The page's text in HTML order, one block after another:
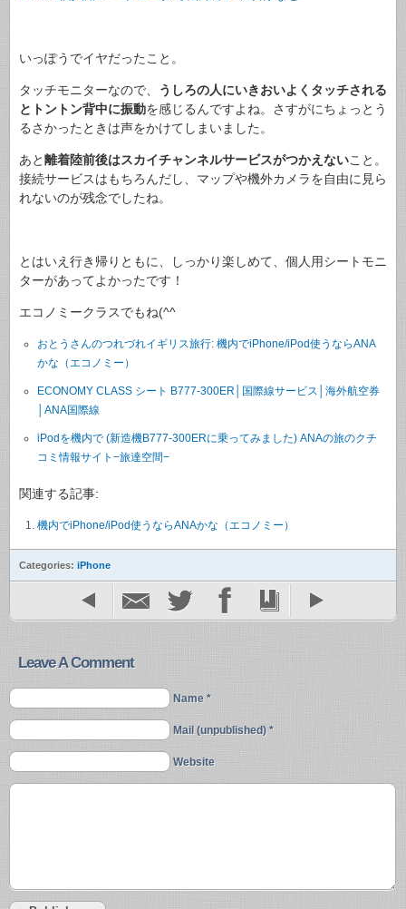
いっぽうでイヤだったこと。
タッチモニターなので、
うしろの人にいきおいよくタッチされる
とトントン背中に振動を感じるんですよね。さすがにちょっとう
るさかったときは声をかけてしまいました。
あと離着陸前後はスカイチャンネルサービスがつかえないこと。
接続サービスはもちろんだし、マップや機外カメラを自由に見ら
れないのが残念でしたね。
とはいえ行き帰りともに、しっかり楽しめて、個人用シートモニ
ターがあってよかったです！
エコノミークラスでもね(^^ゞ
おとうさんのつれづれイギリス旅行: 機内でiPhone/iPod使うならANA
かな（エコノミー）
ECONOMY CLASS シート B777-300ER│国際線サービス│海外航空券
│ANA国際線
iPodを機内で (新造機B777-300ERに乗ってみました) ANAの旅のクチ
コミ情報サイト−旅達空間−
関連する記事:
機内でiPhone/iPod使うならANAかな（エコノミー）
Categories: iPhone
Leave A Comment
Name *
Mail (unpublished) *
Website